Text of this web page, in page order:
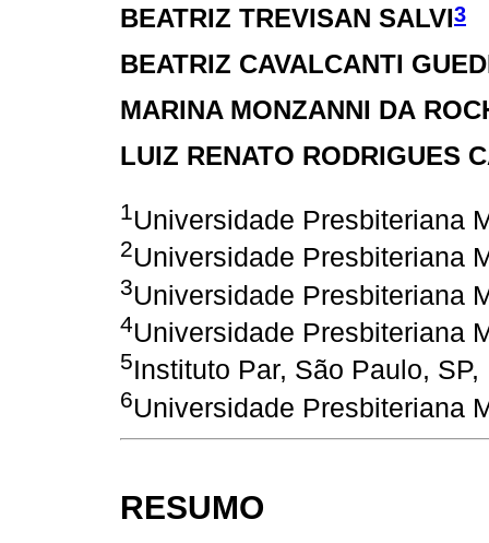
BEATRIZ TREVISAN SALVI3
BEATRIZ CAVALCANTI
MARINA MONZANNI DA
LUIZ RENATO RODRIGUES
1Universidade Presbiteriana
2Universidade Presbiteriana
3Universidade Presbiteriana
4Universidade Presbiteriana
5Instituto Par, São Paulo, SP,
6Universidade Presbiteriana
RESUMO